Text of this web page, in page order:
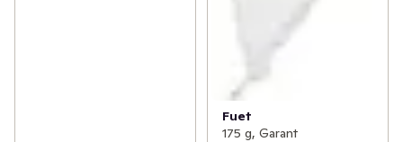
Fuet
175 g, Garant